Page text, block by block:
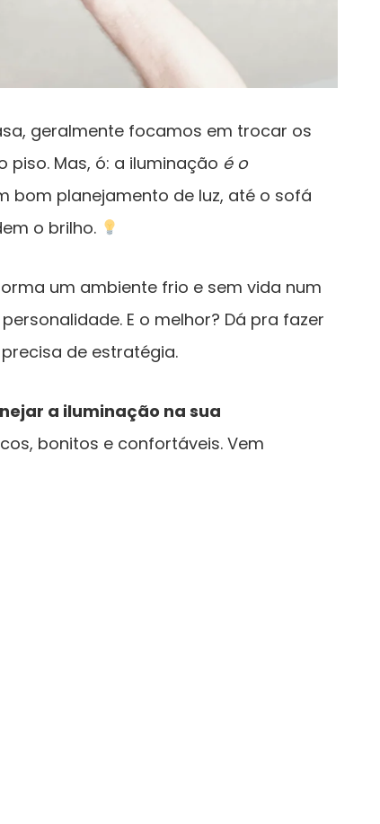
geralmente focamos em trocar os
Mas, ó: a iluminação é o
bom planejamento de luz, até o sofá
o brilho.
um ambiente frio e sem vida num
E o melhor? Dá pra fazer
de estratégia.
a iluminação na sua
bonitos e confortáveis. Vem